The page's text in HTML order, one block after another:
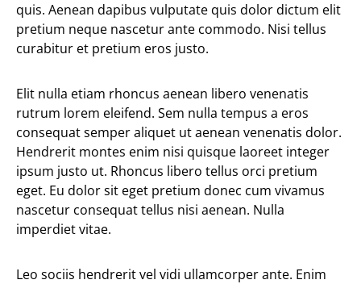
quis. Aenean dapibus vulputate quis dolor dictum elit
pretium neque nascetur ante commodo. Nisi tellus
curabitur et pretium eros justo.
Elit nulla etiam rhoncus aenean libero venenatis
rutrum lorem eleifend. Sem nulla tempus a eros
consequat semper aliquet ut aenean venenatis dolor.
Hendrerit montes enim nisi quisque laoreet integer
ipsum justo ut. Rhoncus libero tellus orci pretium
eget. Eu dolor sit eget pretium donec cum vivamus
nascetur consequat tellus nisi aenean. Nulla
imperdiet vitae.
Leo sociis hendrerit vel vidi ullamcorper ante. Enim